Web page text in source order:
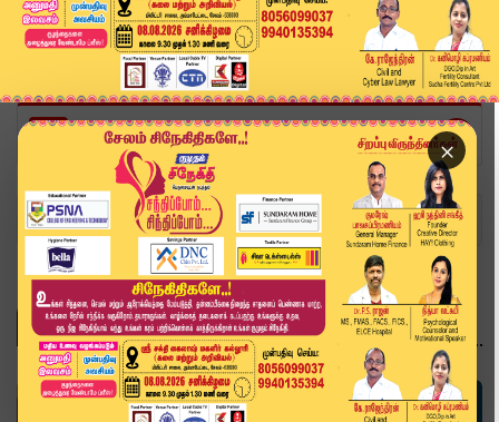
×
Home Topics Nilavuku En Mel Ennadi Kobam
NILAVUKU EN MEL ENNADI KOBAM